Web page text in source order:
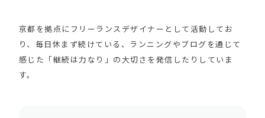
京都を拠点にフリーランスデザイナーとして活動してお
り、毎日休まず続けている、ランニングやブログを通じて
感じた「継続は力なり」の大切さを発信したりしていま
す。